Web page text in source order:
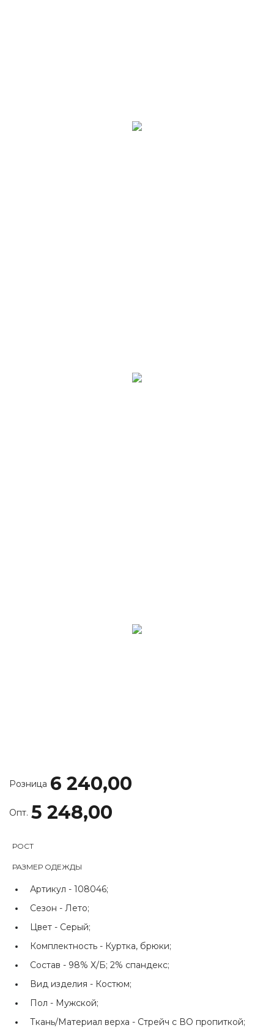
Розница 6 240,00
Опт. 5 248,00
РОСТ
РАЗМЕР ОДЕЖДЫ
Артикул - 108046;
Сезон - Лето;
Цвет - Серый;
Комплектность - Куртка, брюки;
Состав - 98% Х/Б; 2% спандекс;
Вид изделия - Костюм;
Пол - Мужской;
Ткань/Материал верха - Стрейч с ВО пропиткой;